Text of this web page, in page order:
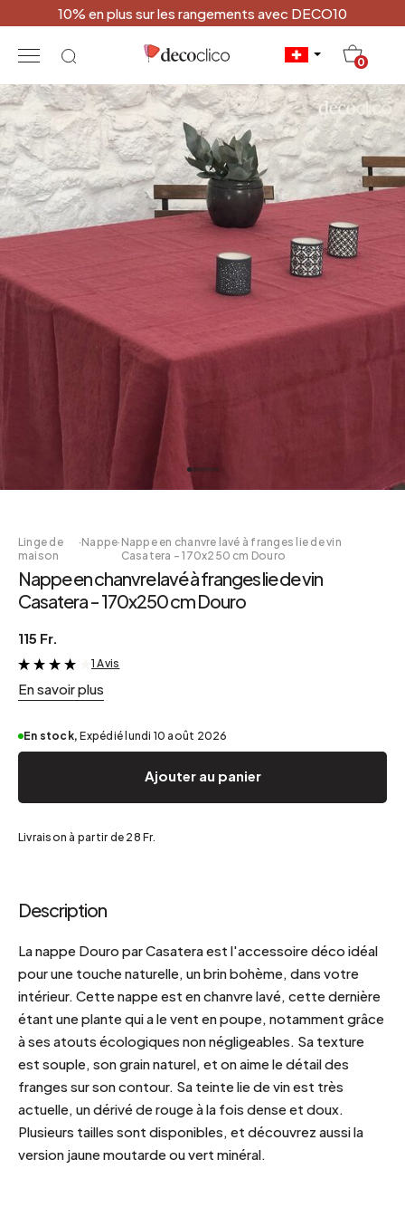
10% en plus sur les rangements avec DECO10
0
Linge de
maison
·Nappe· Nappe en chanvre lavé à franges lie de vin
Casatera - 170x250 cm Douro
Nappe en chanvre lavé à franges lie de vin
Casatera - 170x250 cm Douro
115 Fr.
&
1 Avis
En savoir plus
En stock, Expédié lundi 10 août 2026
Ajouter au panier
Livraison à partir de 28 Fr.
Description
La nappe Douro par Casatera est l'accessoire déco idéal
pour une touche naturelle, un brin bohème, dans votre
intérieur. Cette nappe est en chanvre lavé, cette dernière
étant une plante qui a le vent en poupe, notamment grâce
à ses atouts écologiques non négligeables. Sa texture
est souple, son grain naturel, et on aime le détail des
franges sur son contour. Sa teinte lie de vin est très
actuelle, un dérivé de rouge à la fois dense et doux.
Plusieurs tailles sont disponibles, et découvrez aussi la
version jaune moutarde ou vert minéral.